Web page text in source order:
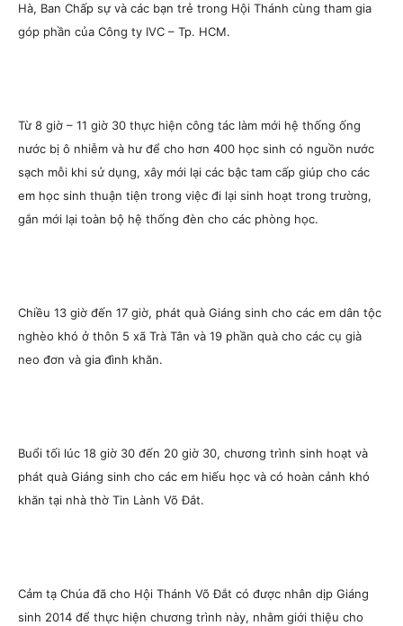
Hà, Ban Chấp sự và các bạn trẻ trong Hội Thánh cùng tham gia
góp phần của Công ty IVC – Tp. HCM.
Từ 8 giờ – 11 giờ 30 thực hiện công tác làm mới hệ thống ống
nước bị ô nhiễm và hư để cho hơn 400 học sinh có nguồn nước
sạch mỗi khi sử dụng, xây mới lại các bậc tam cấp giúp cho các
em học sinh thuận tiện trong việc đi lại sinh hoạt trong trường,
gắn mới lại toàn bộ hệ thống đèn cho các phòng học.
Chiều 13 giờ đến 17 giờ, phát quà Giáng sinh cho các em dân tộc
nghèo khó ở thôn 5 xã Trà Tân và 19 phần quà cho các cụ già
neo đơn và gia đình khăn.
Buổi tối lúc 18 giờ 30 đến 20 giờ 30, chương trình sinh hoạt và
phát quà Giáng sinh cho các em hiếu học và có hoàn cảnh khó
khăn tại nhà thờ Tin Lành Võ Đắt.
Cảm tạ Chúa đã cho Hội Thánh Võ Đắt có được nhân dịp Giáng
sinh 2014 để thực hiện chương trình này, nhằm giới thiệu cho